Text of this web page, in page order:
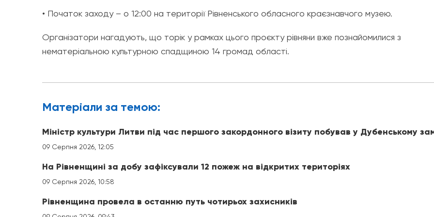
• Початок заходу – о 12:00 на території Рівненського обласного краєзнавчого музею.
Організатори нагадують, що торік у рамках цього проєкту рівняни вже познайомилися з
нематеріальною культурною спадщиною 14 громад області.
Матерiали за темою:
Міністр культури Литви під час першого закордонного візиту побував у Дубенському
09 Серпня 2026, 12:05
На Рівненщині за добу зафіксували 12 пожеж на відкритих територіях
09 Серпня 2026, 10:58
Рівненщина провела в останню путь чотирьох захисників